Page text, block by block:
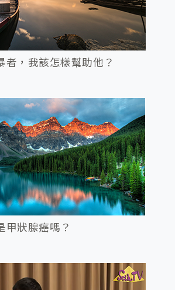
者，我該怎樣幫助他？
甲狀腺癌嗎？